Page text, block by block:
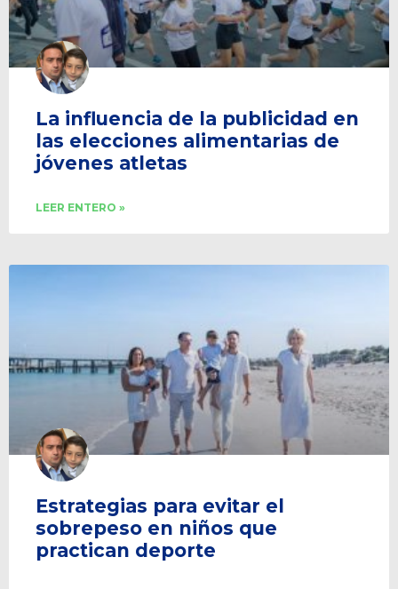
La influencia de la publicidad en
las elecciones alimentarias de
jóvenes atletas
LEER ENTERO »
Estrategias para evitar el
sobrepeso en niños que
practican deporte